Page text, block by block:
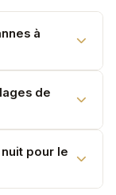
à
1h à
de
ou plages
pour le